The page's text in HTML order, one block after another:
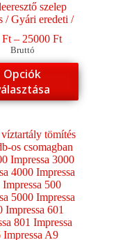
szelep
/ Gyári eredeti /
Ft – 25000Ft
-
Bruttó
Opciók
Ennek
a
terméknek
több
van.
A
változatok
a
termékoldalon
választhatók
ki